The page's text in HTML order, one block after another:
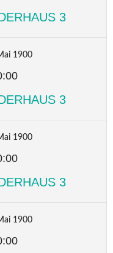
3
1900
3
1900
3
1900